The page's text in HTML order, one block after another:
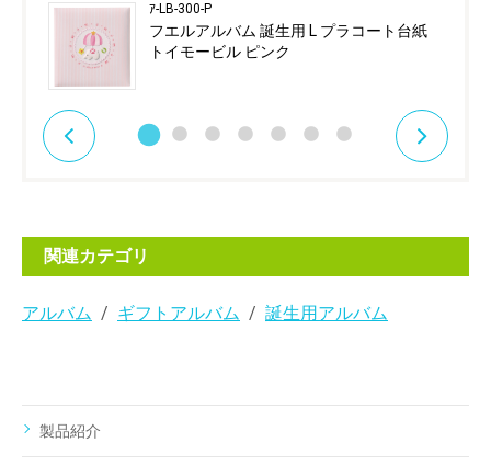
ｱ-LB-300-P
フエルアルバム 誕生用 L プラコート台紙
トイモービル ピンク
関連カテゴリ
アルバム ギフトアルバム 誕生用アルバム
製品紹介